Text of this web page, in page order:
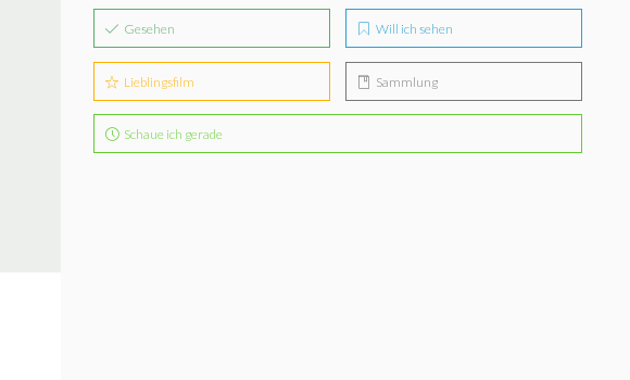
Gesehen Will ich sehen
Lieblingsfilm Sammlung
Schaue ich gerade